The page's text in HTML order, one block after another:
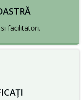
facilitatori.